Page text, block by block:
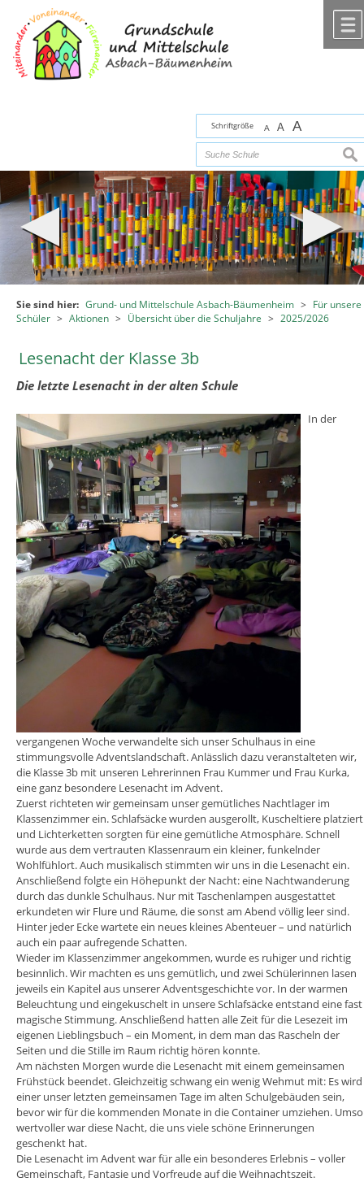
Zum Inhalt,
Schriftgröße A A A
Sie sind hier: Grund- und Mittelschule Asbach-Bäumenheim >
Für unsere
Schüler > Aktionen > Übersicht über die Schuljahre > 2025/2026
Lesenacht der Klasse 3b
Die letzte Lesenacht in der alten Schule
In der
vergangenen Woche verwandelte sich unser Schulhaus in eine
stimmungsvolle Adventslandschaft. Anlässlich dazu veranstalteten wir,
die Klasse 3b mit unseren Lehrerinnen Frau Kummer und Frau Kurka,
eine ganz besondere Lesenacht im Advent.
Zuerst richteten wir gemeinsam unser gemütliches Nachtlager im
Klassenzimmer ein. Schlafsäcke wurden ausgerollt, Kuscheltiere platziert
und Lichterketten sorgten für eine gemütliche Atmosphäre. Schnell
wurde aus dem vertrauten Klassenraum ein kleiner, funkelnder
Wohlfühlort. Auch musikalisch stimmten wir uns in die Lesenacht ein.
Anschließend folgte ein Höhepunkt der Nacht: eine Nachtwanderung
durch das dunkle Schulhaus. Nur mit Taschenlampen ausgestattet
erkundeten wir Flure und Räume, die sonst am Abend völlig leer sind.
Hinter jeder Ecke wartete ein neues kleines Abenteuer – und natürlich
auch ein paar aufregende Schatten.
Wieder im Klassenzimmer angekommen, wurde es ruhiger und richtig
besinnlich. Wir machten es uns gemütlich, und zwei Schülerinnen lasen
jeweils ein Kapitel aus unserer Adventsgeschichte vor. In der warmen
Beleuchtung und eingekuschelt in unsere Schlafsäcke entstand eine fast
magische Stimmung. Anschließend hatten alle Zeit für die Lesezeit im
eigenen Lieblingsbuch – ein Moment, in dem man das Rascheln der
Seiten und die Stille im Raum richtig hören konnte.
Am nächsten Morgen wurde die Lesenacht mit einem gemeinsamen
Frühstück beendet. Gleichzeitig schwang ein wenig Wehmut mit: Es wird
einer unser letzten gemeinsamen Tage im alten Schulgebäuden sein,
bevor wir für die kommenden Monate in die Container umziehen. Umso
wertvoller war diese Nacht, die uns viele schöne Erinnerungen
geschenkt hat.
Die Lesenacht im Advent war für alle ein besonderes Erlebnis – voller
Gemeinschaft, Fantasie und Vorfreude auf die Weihnachtszeit.